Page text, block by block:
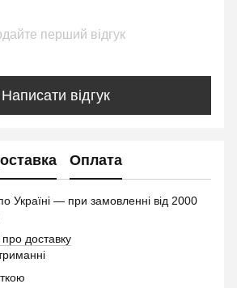
перший відгук
Написати відгук
Оплата
Україні — при замовленні від 2000
доставку